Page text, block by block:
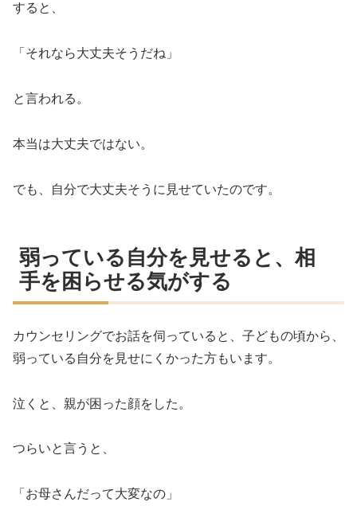
すると、
「それなら大丈夫そうだね」
と言われる。
本当は大丈夫ではない。
でも、自分で大丈夫そうに見せていたのです。
弱っている自分を見せると、相
手を困らせる気がする
カウンセリングでお話を伺っていると、子どもの頃から、
弱っている自分を見せにくかった方もいます。
泣くと、親が困った顔をした。
つらいと言うと、
「お母さんだって大変なの」